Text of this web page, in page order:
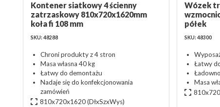
Kontener siatkowy 4 ścienny
zatrzaskowy 810x720x1620mm
koła fi 108 mm
SKU: 48288
Chroni produkty z 4 stron
Masa własna 40 kg
Łatwy do demontażu
Nadaje się do konfekcjonowania
zamówień
810x720x1620(DłxSzxWys)
Wózek
półek
SKU: 48300
Łatwy
Masa